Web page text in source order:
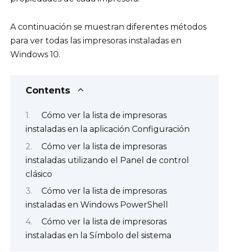
A continuación se muestran diferentes métodos
para ver todas las impresoras instaladas en
Windows 10.
Contents
Cómo ver la lista de impresoras
instaladas en la aplicación Configuración
Cómo ver la lista de impresoras
instaladas utilizando el Panel de control
clásico
Cómo ver la lista de impresoras
instaladas en Windows PowerShell
Cómo ver la lista de impresoras
instaladas en la Símbolo del sistema